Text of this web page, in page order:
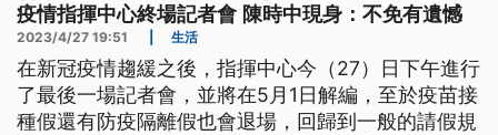
疫情指揮中心終場記者會 陳時中現身：不免有遺憾
2023/4/27 19:51 生活
在新冠疫情趨緩之後，指揮中心今（27）日下午進行
了最後一場記者會，並將在5月1日解編，至於疫苗接
種假還有防疫隔離假也會退場，回歸到一般的請假規